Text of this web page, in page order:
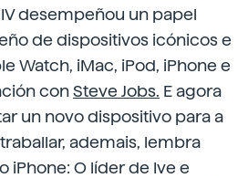
desempeñou un papel
de dispositivos icónicos e
Watch, iMac, iPod, iPhone e
conSteve Jobs. E agora
un novo dispositivo para a
ademais, lembra
iPhone: O líder de Ive e